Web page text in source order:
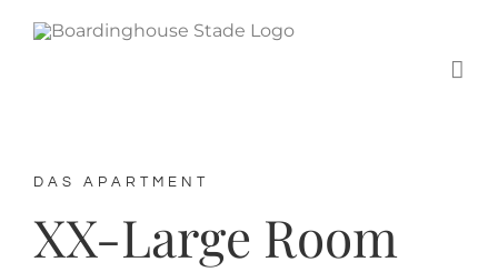
DAS APARTMENT
XX-Large Room